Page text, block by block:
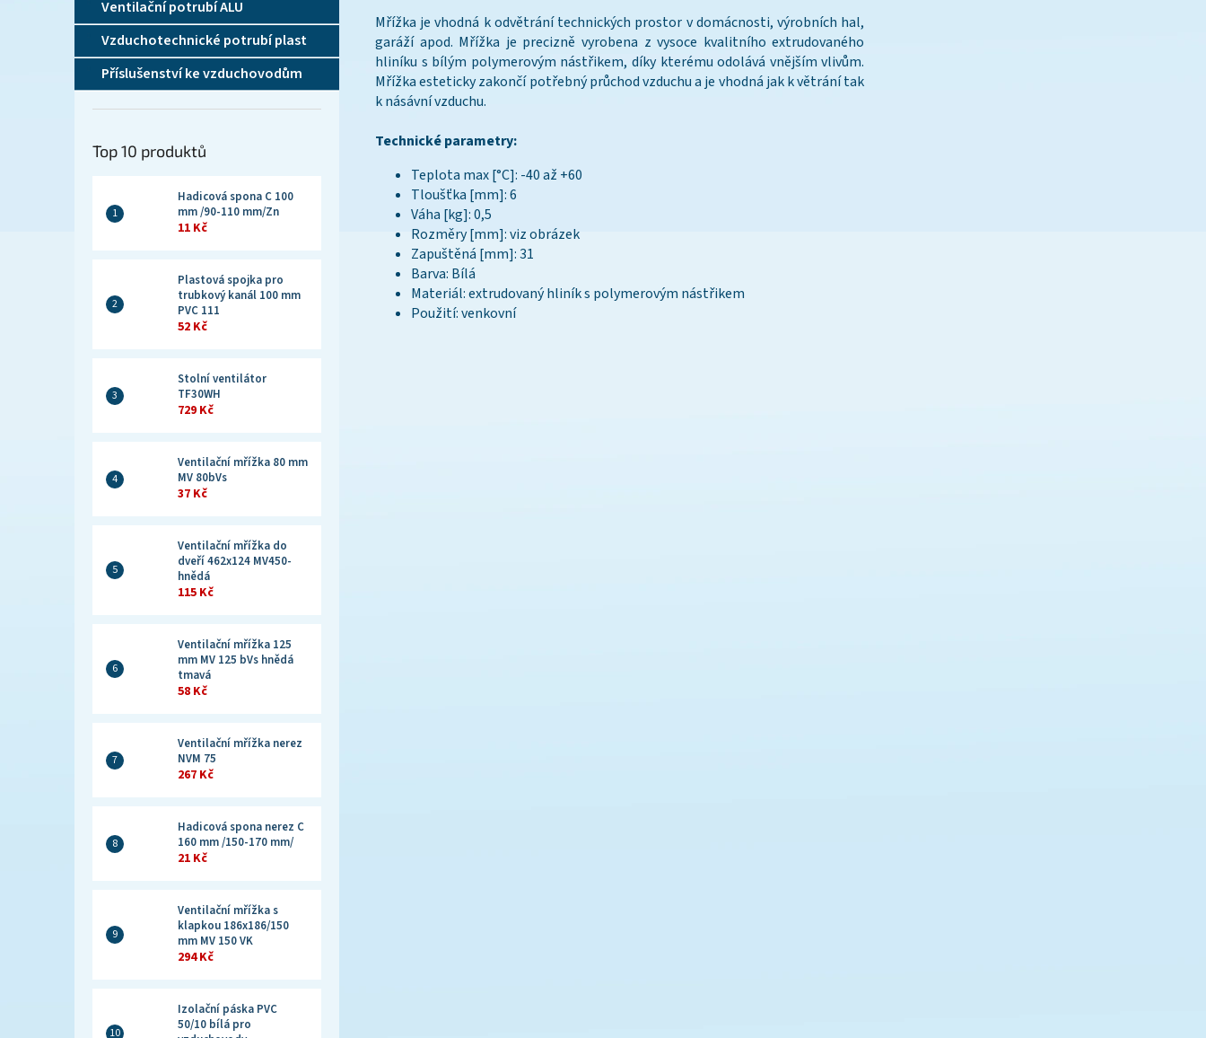
Ventilační potrubí ALU
Vzduchotechnické potrubí plast
Příslušenství ke vzduchovodům
Top 10 produktů
Hadicová spona C 100
mm /90-110 mm/Zn
11 Kč
Plastová spojka pro
trubkový kanál 100 mm
PVC 111
52 Kč
Stolní ventilátor
TF30WH
729 Kč
Ventilační mřížka 80 mm
MV 80bVs
37 Kč
Ventilační mřížka do
dveří 462x124 MV450-
hnědá
115 Kč
Ventilační mřížka 125
mm MV 125 bVs hnědá
tmavá
58 Kč
Ventilační mřížka nerez
NVM 75
267 Kč
Hadicová spona nerez C
160 mm /150-170 mm/
21 Kč
Ventilační mřížka s
klapkou 186x186/150
mm MV 150 VK
294 Kč
Izolační páska PVC
50/10 bílá pro
Mřížka je vhodná k odvětrání technických prostor v domácnosti, výrobních hal,
garáží apod. Mřížka je precizně vyrobena z vysoce kvalitního extrudovaného
hliníku s bílým polymerovým nástřikem, díky kterému odolává vnějším vlivům.
Mřížka esteticky zakončí potřebný průchod vzduchu a je vhodná jak k větrání tak
k násávní vzduchu.
Technické parametry:
Teplota max [°C]: -40 až +60
Tloušťka [mm]: 6
Váha [kg]: 0,5
Rozměry [mm]: viz obrázek
Zapuštěná [mm]: 31
Barva: Bílá
Materiál: extrudovaný hliník s polymerovým nástřikem
Použití: venkovní